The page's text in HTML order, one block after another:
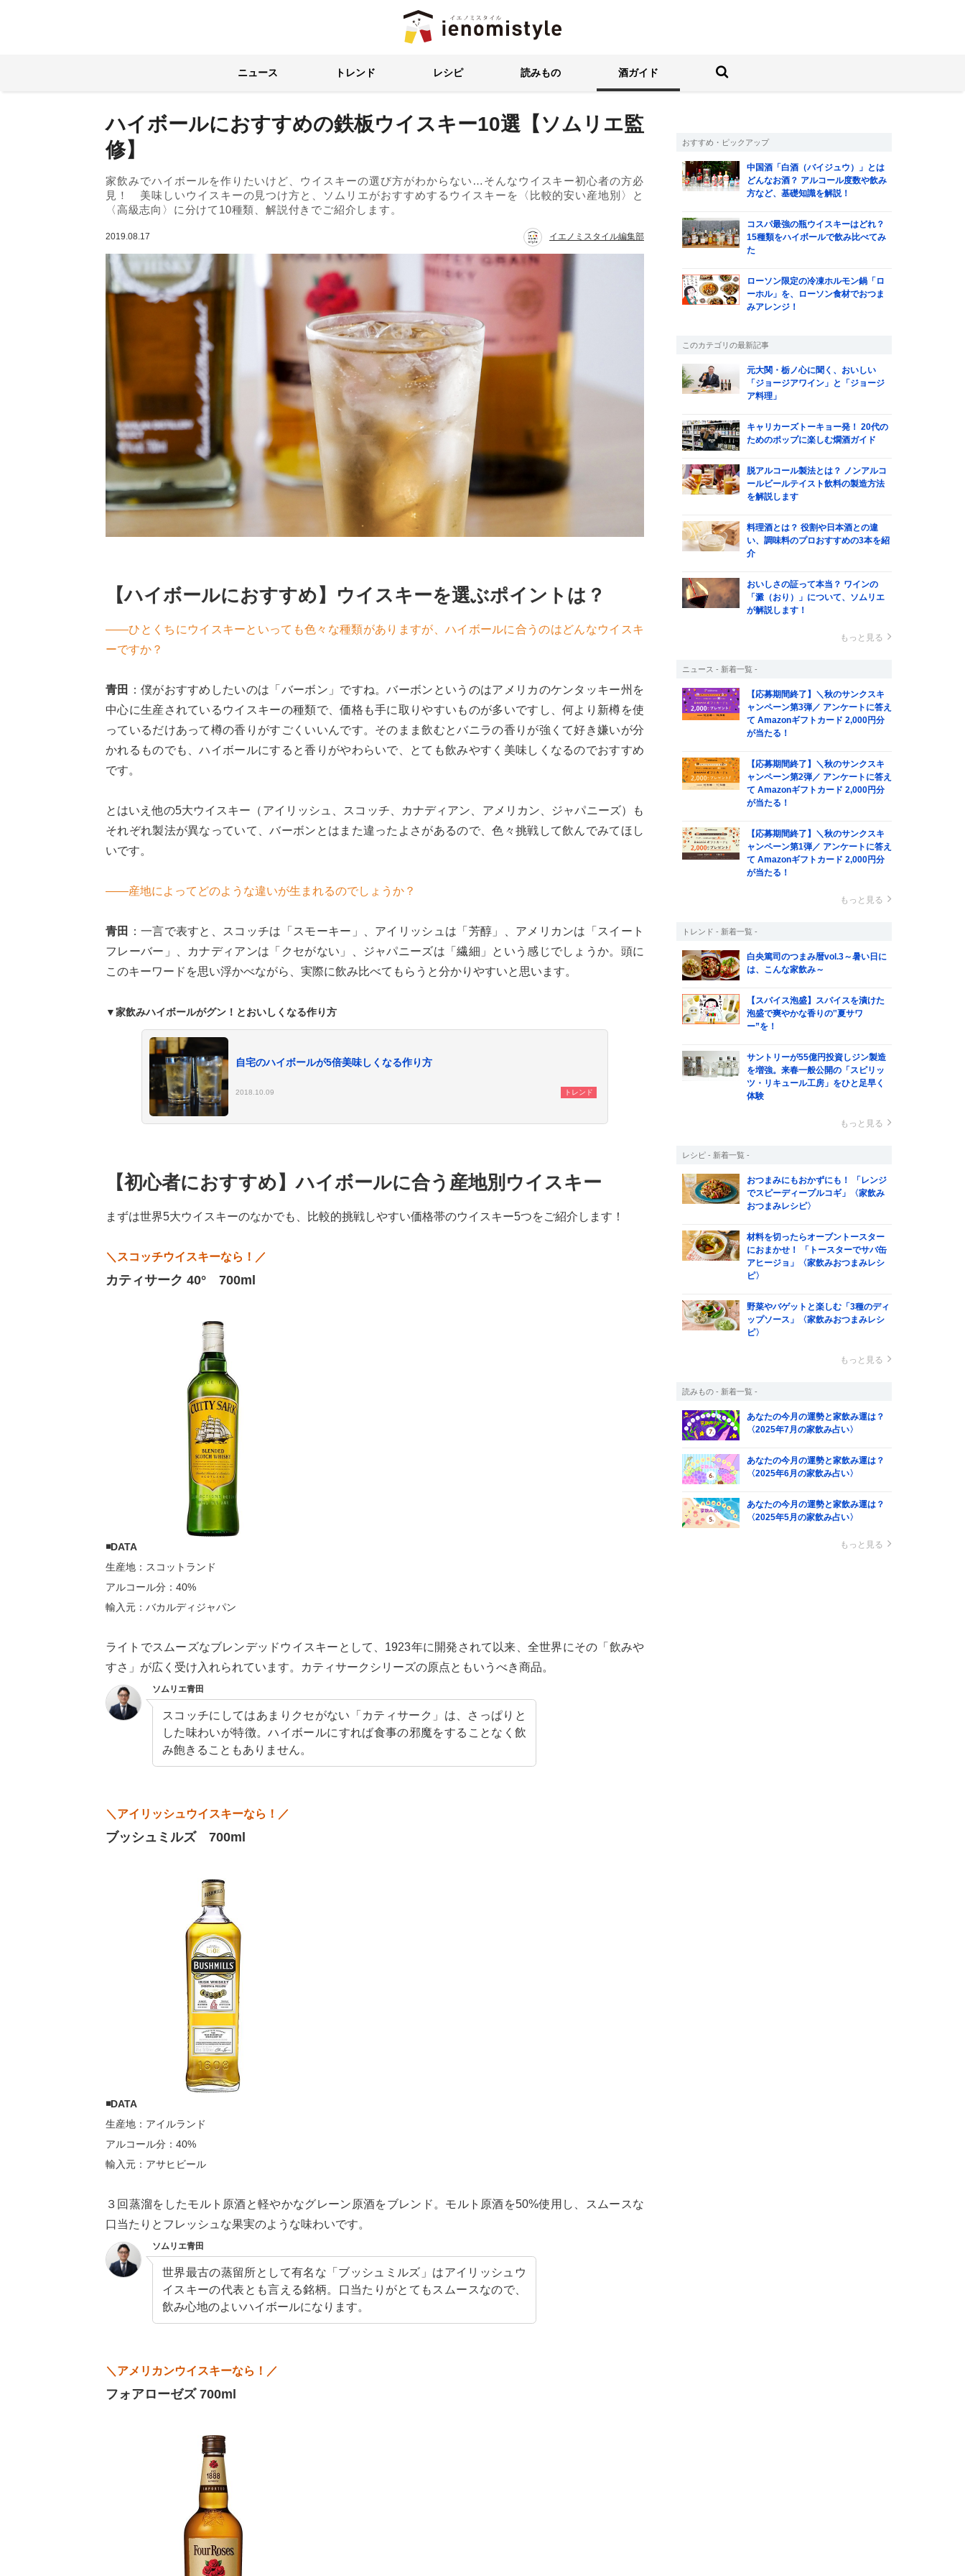
イエノミスタイル 家飲みを楽しむ人の情報サイト
ニュース トレンド レシピ 読みもの 酒ガイド 検索する
ハイボールにおすすめの鉄板ウイスキー10選【ソムリエ監
修】
家飲みでハイボールを作りたいけど、ウイスキーの選び方がわからない…そんなウイスキー初心者の方必
見！ 美味しいウイスキーの見つけ方と、ソムリエがおすすめするウイスキーを〈比較的安い産地別〉と
〈高級志向〉に分けて10種類、解説付きでご紹介します。
2019.08.17 イエノミスタイル編集部
【ハイボールにおすすめ】ウイスキーを選ぶポイントは？
――ひとくちにウイスキーといっても色々な種類がありますが、ハイボールに合うのはどんなウイスキ
ーですか？
青田
：僕がおすすめしたいのは「バーボン」ですね。バーボンというのはアメリカのケンタッキー州を
中心に生産されているウイスキーの種類で、価格も手に取りやすいものが多いですし、何より新樽を使
っているだけあって樽の香りがすごくいいんです。そのまま飲むとバニラの香りが強くて好き嫌いが分
かれるものでも、ハイボールにすると香りがやわらいで、とても飲みやすく美味しくなるのでおすすめ
です。
とはいえ他の5大ウイスキー（アイリッシュ、スコッチ、カナディアン、アメリカン、ジャパニーズ）も
それぞれ製法が異なっていて、バーボンとはまた違ったよさがあるので、色々挑戦して飲んでみてほし
いです。
――産地によってどのような違いが生まれるのでしょうか？
青田
：一言で表すと、スコッチは「スモーキー」、アイリッシュは「芳醇」、アメリカンは「スイート
フレーバー」、カナディアンは「クセがない」、ジャパニーズは「繊細」という感じでしょうか。頭に
このキーワードを思い浮かべながら、実際に飲み比べてもらうと分かりやすいと思います。
▼家飲みハイボールがグン！とおいしくなる作り方
自宅のハイボールが5倍美味しくなる作り方
2018.10.09 トレンド
【初心者におすすめ】ハイボールに合う産地別ウイスキー
まずは世界5大ウイスキーのなかでも、比較的挑戦しやすい価格帯のウイスキー5つをご紹介します！
＼スコッチウイスキーなら！／
カティサーク 40° 700ml
◾DATA
生産地：スコットランド
アルコール分：40%
輸入元：バカルディジャパン
ライトでスムーズなブレンデッドウイスキーとして、1923年に開発されて以来、全世界にその「飲みや
すさ」が広く受け入れられています。カティサークシリーズの原点ともいうべき商品。
ソムリエ青田
スコッチにしてはあまりクセがない「カティサーク」は、さっぱりと
した味わいが特徴。ハイボールにすれば食事の邪魔をすることなく飲
み飽きることもありません。
＼アイリッシュウイスキーなら！／
ブッシュミルズ 700ml
◾DATA
生産地：アイルランド
アルコール分：40%
輸入元：アサヒビール
３回蒸溜をしたモルト原酒と軽やかなグレーン原酒をブレンド。モルト原酒を50%使用し、スムースな
口当たりとフレッシュな果実のような味わいです。
ソムリエ青田
世界最古の蒸留所として有名な「ブッシュミルズ」はアイリッシュウ
イスキーの代表とも言える銘柄。口当たりがとてもスムースなので、
飲み心地のよいハイボールになります。
＼アメリカンウイスキーなら！／
フォアローゼズ 700ml
おすすめ・ピックアップ
中国酒「白酒（バイジュウ）」とは
どんなお酒？ アルコール度数や飲み
方など、基礎知識を解説！
コスパ最強の瓶ウイスキーはどれ？
15種類をハイボールで飲み比べてみ
た
ローソン限定の冷凍ホルモン鍋「ロ
ーホル」を、ローソン食材でおつま
みアレンジ！
このカテゴリの最新記事
元大関・栃ノ心に聞く、おいしい
「ジョージアワイン」と「ジョージ
ア料理」
キャリカーズトーキョー発！ 20代の
ためのポップに楽しむ燗酒ガイド
脱アルコール製法とは？ ノンアルコ
ールビールテイスト飲料の製造方法
を解説します
料理酒とは？ 役割や日本酒との違
い、調味料のプロおすすめの3本を紹
介
おいしさの証って本当？ ワインの
「澱（おり）」について、ソムリエ
が解説します！
もっと見る
ニュース - 新着一覧 -
【応募期間終了】＼秋のサンクスキ
ャンペーン第3弾／ アンケートに答え
て Amazonギフトカード 2,000円分
が当たる！
【応募期間終了】＼秋のサンクスキ
ャンペーン第2弾／ アンケートに答え
て Amazonギフトカード 2,000円分
が当たる！
【応募期間終了】＼秋のサンクスキ
ャンペーン第1弾／ アンケートに答え
て Amazonギフトカード 2,000円分
が当たる！
もっと見る
トレンド - 新着一覧 -
白央篤司のつまみ暦vol.3～暑い日に
は、こんな家飲み～
【スパイス泡盛】スパイスを漬けた
泡盛で爽やかな香りの‟夏サワ
ー”を！
サントリーが55億円投資しジン製造
を増強。来春一般公開の「スピリッ
ツ・リキュール工房」をひと足早く
体験
もっと見る
レシピ - 新着一覧 -
おつまみにもおかずにも！ 「レンジ
でスピーディープルコギ」〈家飲み
おつまみレシピ〉
材料を切ったらオーブントースター
におまかせ！ 「トースターでサバ缶
アヒージョ」〈家飲みおつまみレシ
ピ〉
野菜やバゲットと楽しむ「3種のディ
ップソース」〈家飲みおつまみレシ
ピ〉
もっと見る
読みもの - 新着一覧 -
あなたの今月の運勢と家飲み運は？
〈2025年7月の家飲み占い〉
あなたの今月の運勢と家飲み運は？
〈2025年6月の家飲み占い〉
あなたの今月の運勢と家飲み運は？
〈2025年5月の家飲み占い〉
もっと見る